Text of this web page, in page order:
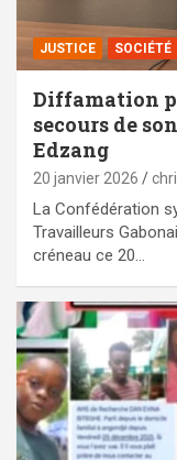
JUSTICE SOCIÉTÉ
Diffamation
secours de
Edzang
20 janvier 2026
La Confédération
Travailleurs
créneau ce 20…